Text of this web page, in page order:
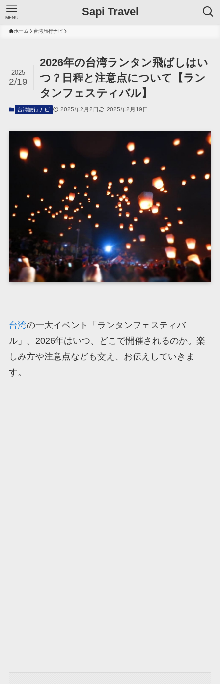
Sapi Travel
MENU
ホーム 台湾旅行ナビ
2026年の台湾ランタン飛ばしはい
つ？日程と注意点について【ラン
タンフェスティバル】
2025
2/19
台湾旅行ナビ 2025年2月2日 2025年2月19日
台湾の一大イベント「ランタンフェスティバ
ル」。2026年はいつ、どこで開催されるのか。楽
しみ方や注意点なども交え、お伝えしていきま
す。